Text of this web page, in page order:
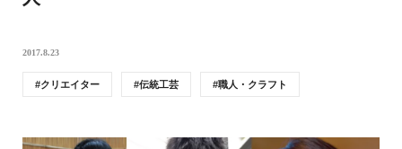
2017.8.23
クリエイター 伝統工芸 職人・クラフト